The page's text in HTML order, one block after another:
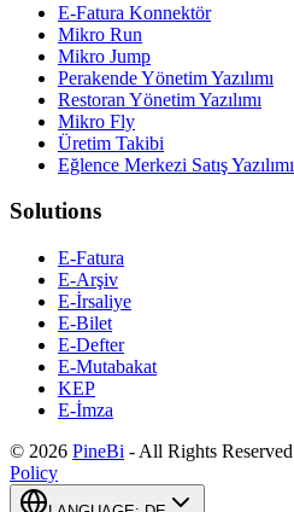
E-Fatura Konnektör
Mikro Run
Mikro Jump
Perakende Yönetim Yazılımı
Restoran Yönetim Yazılımı
Mikro Fly
Üretim Takibi
Eğlence Merkezi Satış Yazılımı
Solutions
E-Fatura
E-Arşiv
E-İrsaliye
E-Bilet
E-Defter
E-Mutabakat
KEP
E-İmza
© 2026 PineBi - All Rights Reserved
Policy